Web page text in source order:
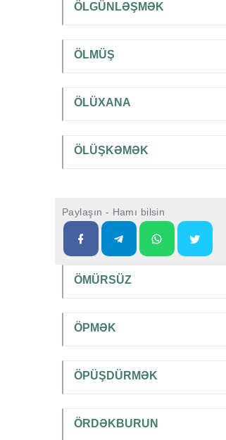
ÖLGÜNLƏŞMƏK
ÖLMÜŞ
ÖLÜXANA
ÖLÜŞKƏMƏK
Paylaşın - Hamı bilsin
ÖMÜRSÜZ
ÖPMƏK
ÖPÜŞDÜRMƏK
ÖRDƏKBURUN